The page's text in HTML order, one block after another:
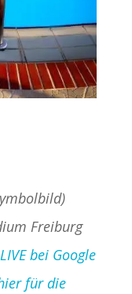
Freiburg
bei Google
für die